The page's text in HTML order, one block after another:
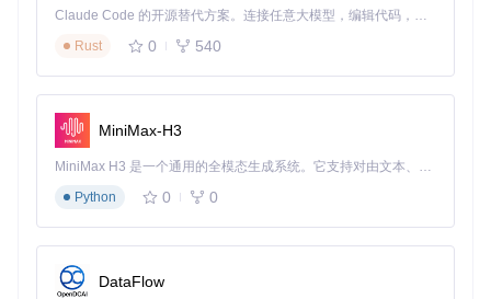
// 技术要点：版本检测逻辑会优先读取系统环境变量OBS_AR
CH_PREFERENCE，企业部署可通过该变量强制指定架构
架构迁移的核心驱动力来自三方面：首先是内存寻址限制，32
位应用无法有效利用现代计算机的大内存优势；其次是
化空间，64位架构允许更高效的指令集和内存操作；最后是
发维护成本，双架构支持会分散开发资源，延缓新功能迭代。
如何解决版本兼容性问题？分角色解决方案
普通用户升级指南
版本验证步骤
Claude Code 的开源替代方案。连接任意大模型，编辑代码，运行命令，自动验证 — 全自动执行。用 Rust 构建，极致性能。 ｜ An open-source alternative to Claude Code. Connect any LLM, edit code, run commands, and verify changes — autonomously. Built in Rust for speed. Get Started
Rust
0 540
MiniMax-H3
MiniMax H3 是一个通用的全模态生成系统。它支持对由文本、图像、视频和音频组成的多模态上下文进行统一理解，并能生成分辨率高达 2K、时长可达 15 秒的带原生立体声音频的视频。得益于面向任务泛化的系统设计，H3 在预训练阶段就已具备广泛的多模态上下文理解与生成能力，能够出色地执行复杂的多模态指令。
Python
0 0
DataFlow